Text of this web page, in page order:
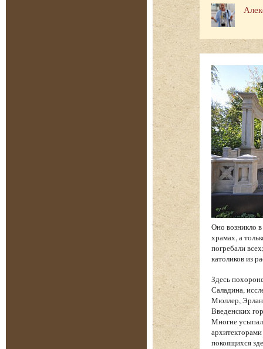
Оно возникло
храмах, а
погребали
католиков из
Здесь
Саладина,
Мюллер,
Введенских
Многие
покоящихся